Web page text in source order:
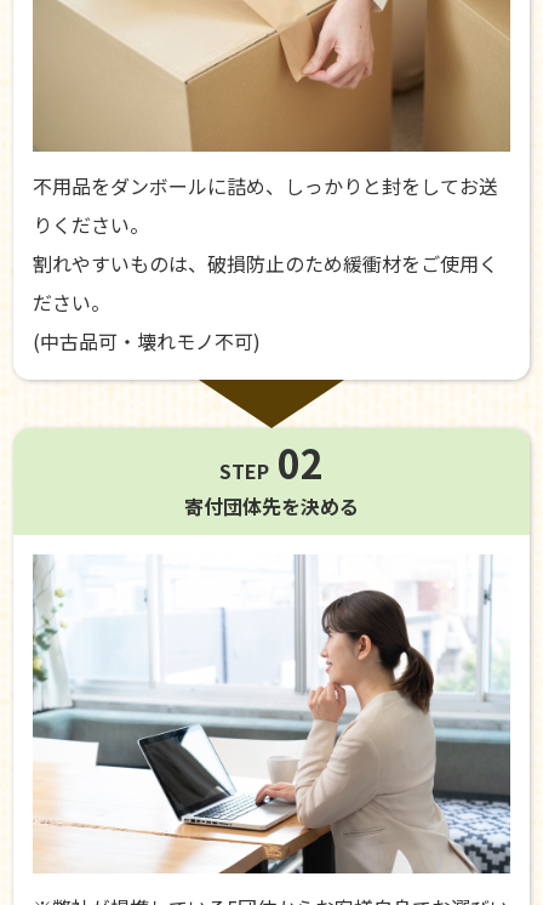
不用品をダンボールに詰め、しっかりと封をしてお送
りください。
割れやすいものは、破損防止のため緩衝材をご使用く
ださい。
(中古品可・壊れモノ不可)
STEP 02
寄付団体先を決める